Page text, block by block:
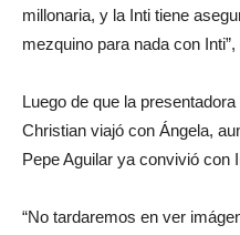
millonaria, y la Inti tiene
mezquino para nada con Inti”,
Luego de que la
Christian viajó con Ángela,
Pepe Aguilar ya convivió con
“No tardaremos en ver